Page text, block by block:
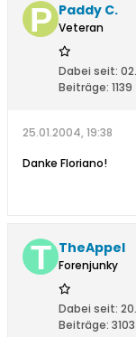
Paddy C.
Veteran
Dabei seit:
Beiträge: 1139
25.01.2004, 19:38
Danke Floriano!
TheAppel
Forenjunky
Dabei seit:
Beiträge: 3103